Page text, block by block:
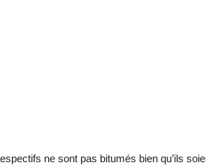
ne sont pas bitumés bien qu’ils